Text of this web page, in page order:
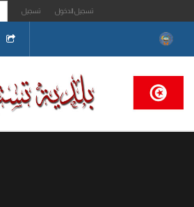
تسجيل الدخول تسجيل
البحث...